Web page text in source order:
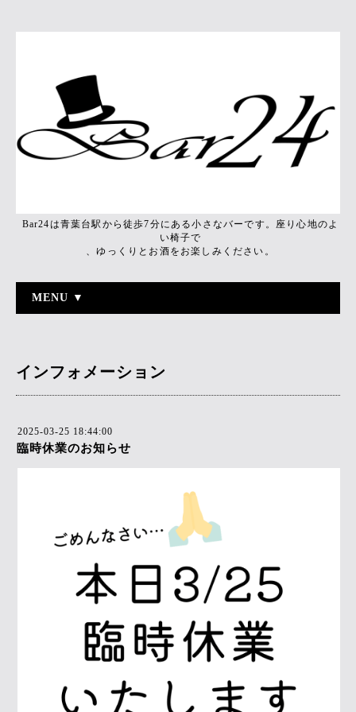
Bar24は青葉台駅から徒歩7分にある小さなバーです。座り心地のよ
い椅子で
、ゆっくりとお酒をお楽しみください。
MENU ▼
インフォメーション
2025-03-25 18:44:00
臨時休業のお知らせ